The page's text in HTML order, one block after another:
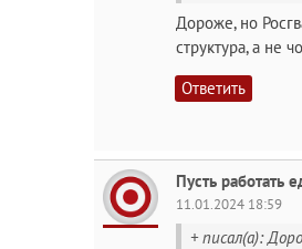
Дороже, но
структура, а не
Ответить
Пусть работать
11.01.2024 18:59
+ писал(а):